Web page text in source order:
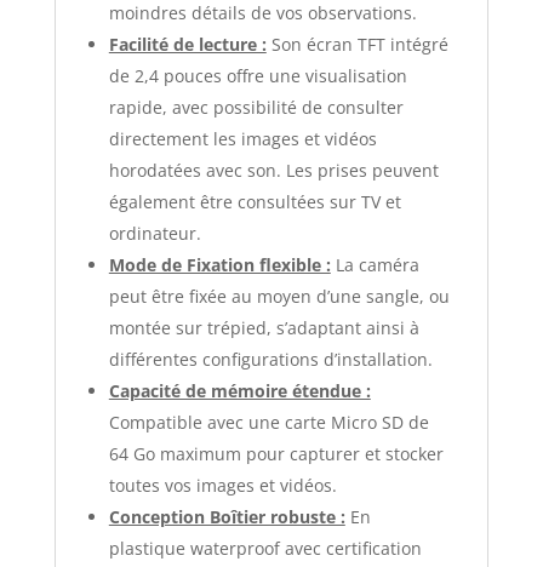
moindres détails de vos observations.
Facilité de lecture : Son écran TFT intégré
de 2,4 pouces offre une visualisation
rapide, avec possibilité de consulter
directement les images et vidéos
horodatées avec son. Les prises peuvent
également être consultées sur TV et
ordinateur.
Mode de Fixation flexible : La caméra
peut être fixée au moyen d’une sangle, ou
montée sur trépied, s’adaptant ainsi à
différentes configurations d’installation.
Capacité de mémoire étendue :
Compatible avec une carte Micro SD de
64 Go maximum pour capturer et stocker
toutes vos images et vidéos.
Conception Boîtier robuste : En
plastique waterproof avec certification